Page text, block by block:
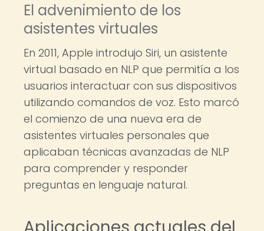
El advenimiento de los
asistentes virtuales
En 2011, Apple introdujo Siri, un asistente
virtual basado en NLP que permitía a los
usuarios interactuar con sus dispositivos
utilizando comandos de voz. Esto marcó
el comienzo de una nueva era de
asistentes virtuales personales que
aplicaban técnicas avanzadas de NLP
para comprender y responder
preguntas en lenguaje natural.